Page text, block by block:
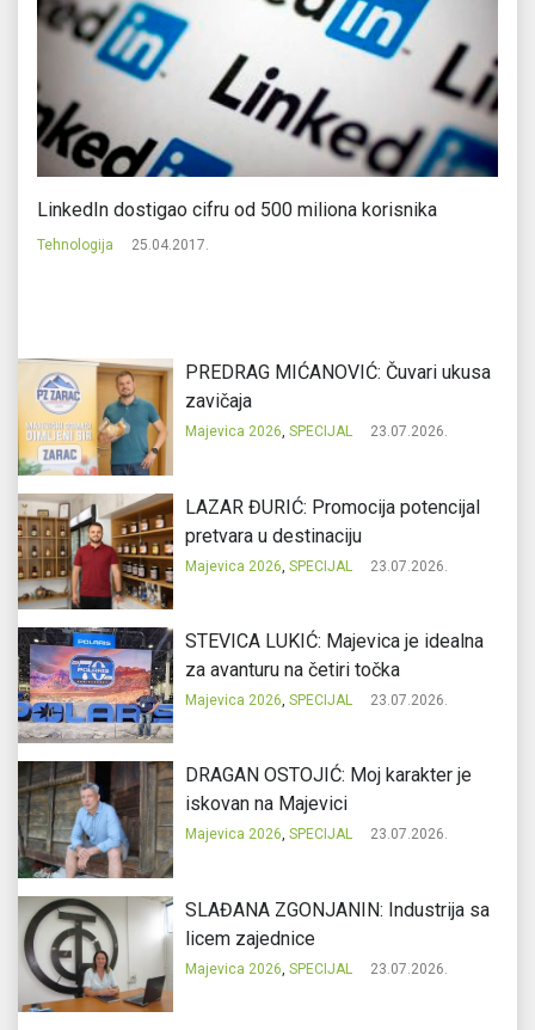
LinkedIn dostigao cifru od 500 miliona korisnika
Tehnologija 25.04.2017.
PREDRAG MIĆANOVIĆ: Čuvari ukusa
zavičaja
Majevica 2026, SPECIJAL 23.07.2026.
LAZAR ĐURIĆ: Promocija potencijal
pretvara u destinaciju
Majevica 2026 SPECIJAL 23.07.2026.
STEVICA LUKIĆ: Majevica je idealna
za avanturu na četiri točka
Majevica 2026, SPECIJAL 23.07.2026.
DRAGAN OSTOJIĆ: Moj karakter je
iskovan na Majevici
Majevica 2026, SPECIJAL 23.07.2026.
SLAĐANA ZGONJANIN: Industrija sa
licem zajednice
Majevica 2026 SPECIJAL 23.07.2026.